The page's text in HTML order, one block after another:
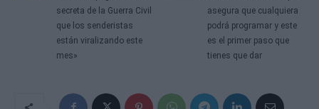
secreta de la Guerra Civil
que los senderistas
están viralizando este
mes»
asegura que cualquiera
podrá programar y este
es el primer paso que
tienes que dar